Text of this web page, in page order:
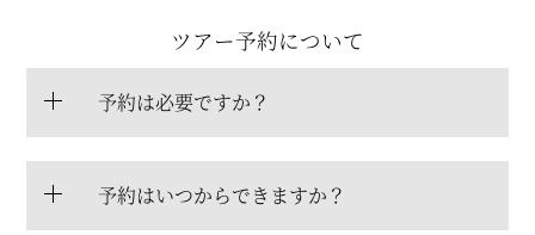
ツアー予約について
予約は必要ですか？
予約はいつからできますか？